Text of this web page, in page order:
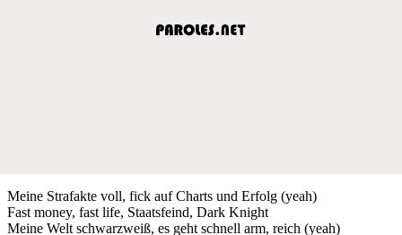
Meine Strafakte voll, fick auf Charts und Erfolg (yeah)
Fast money, fast life, Staatsfeind, Dark Knight
Meine Welt schwarzweiß, es geht schnell arm, reich (yeah)